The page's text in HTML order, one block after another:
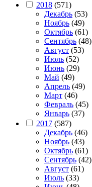
2018 (571)
Декабрь (53)
Ноябрь (49)
Октябрь (61)
Сентябрь (48)
Август (53)
Июль (52)
Июнь (29)
Май (49)
Апрель (49)
Март (46)
Февраль (45)
Январь (37)
2017 (587)
Декабрь (46)
Ноябрь (43)
Октябрь (61)
Сентябрь (42)
Август (61)
Июль (33)